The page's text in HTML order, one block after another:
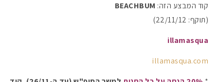
קוד המבצע הזה: BEACHBUM
(תוקף: 22/11/12)
illamasqua
illamasqua.com